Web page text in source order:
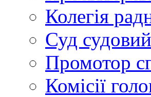
Колегія
Суд
Промотор
Комісії